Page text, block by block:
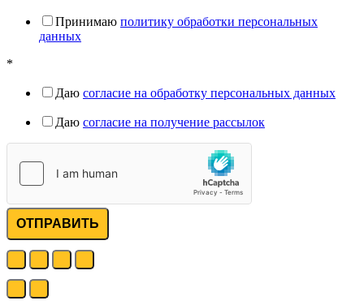
Принимаю политику обработки персональных
данных
*
Даю согласие на обработку персональных данных
Даю согласие на получение рассылок
ОТПРАВИТЬ